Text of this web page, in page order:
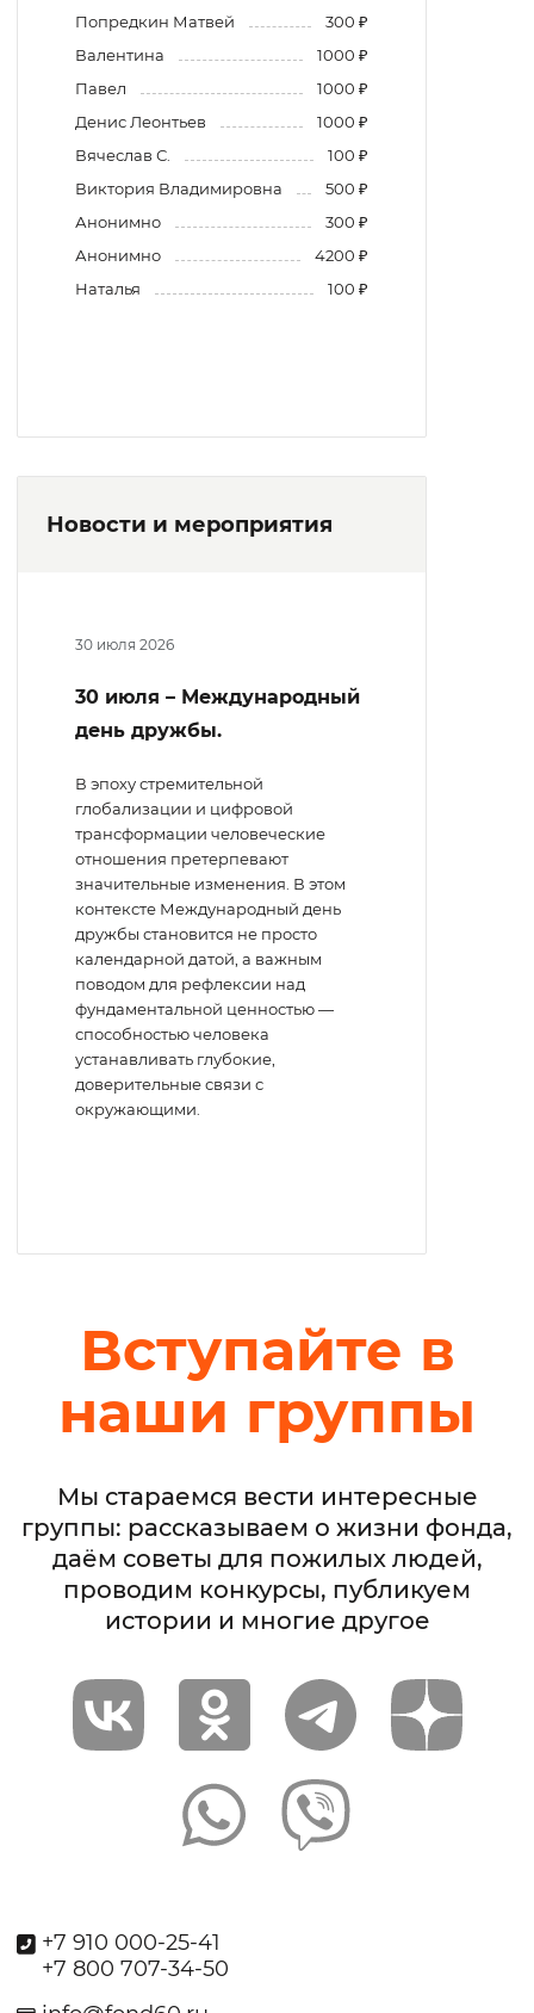
Попредкин Матвей
300 ₽
Валентина
1000 ₽
Павел
1000 ₽
Денис Леонтьев
1000 ₽
Вячеслав С.
100 ₽
Виктория Владимировна
500 ₽
Анонимно
300 ₽
Анонимно
4200 ₽
Наталья
100 ₽
Новости и мероприятия
30 июля 2026
30 июля – Международный
день дружбы.
В эпоху стремительной
глобализации и цифровой
трансформации человеческие
отношения претерпевают
значительные изменения. В этом
контексте Международный день
дружбы становится не просто
календарной датой, а важным
поводом для рефлексии над
фундаментальной ценностью —
способностью человека
устанавливать глубокие,
доверительные связи с
окружающими.
Вступайте в
наши группы
Мы стараемся вести интересные
группы: рассказываем о жизни фонда,
даём советы для пожилых людей,
проводим конкурсы, публикуем
истории и многие другое
+7 910 000-25-41
+7 800 707-34-50